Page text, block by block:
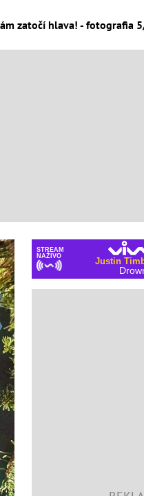
zatočí hlava! - fotografia
STREAM
NAŽIVO
Justin